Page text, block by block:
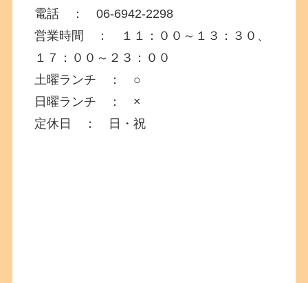
電話 ： 06-6942-2298
営業時間 ： １１：００～１３：３０、
１７：００～２３：００
土曜ランチ ： ○
日曜ランチ ： ×
定休日 ： 日・祝